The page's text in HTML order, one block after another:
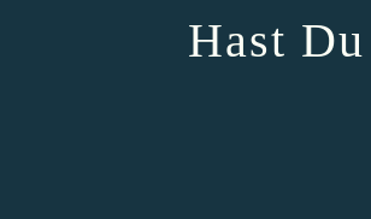
Hast